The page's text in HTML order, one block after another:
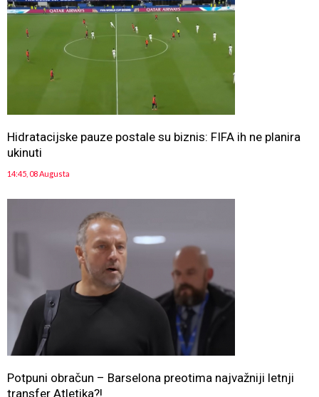
Hidratacijske pauze postale su biznis: FIFA ih ne planira
ukinuti
14:45, 08 Augusta
Potpuni obračun – Barselona preotima najvažniji letnji
transfer Atletika?!